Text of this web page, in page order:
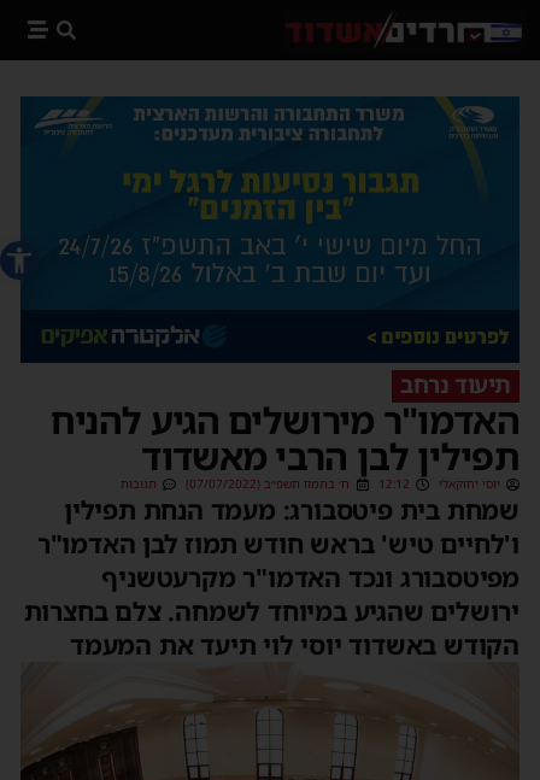
פתח
תיעוד נרחב
האדמו"ר מירושלים הגיע להניח
תפילין לבן הרבי מאשדוד
יוסי יחזקאלי 12:12 ח׳ בתמוז תשפ״ב (07/07/2022) תגובות
שמחת בית פיטסבורג: מעמד הנחת תפילין
ו'לחיים טיש' בראש חודש תמוז לבן האדמו"ר
מפיטסבורג ונכד האדמו"ר מקרעטשניף
ירושלים שהגיע במיוחד לשמחה. צלם בחצרות
הקודש באשדוד יוסי לוי תיעד את המעמד